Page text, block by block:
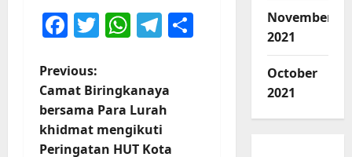
Facebook
Twitter
WhatsApp
Telegram
P
o
s
Previous:
Camat Biringkanaya
bersama Para Lurah
khidmat mengikuti
Peringatan HUT Kota
November
2021
October
2021